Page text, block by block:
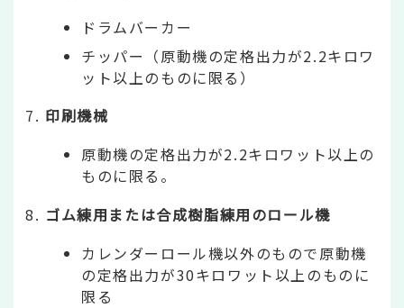
ドラムバーカー
チッパー（原動機の定格出力が2.2キロワ
ット以上のものに限る）
印刷機械
原動機の定格出力が2.2キロワット以上の
ものに限る。
ゴム練用または合成樹脂練用のロール機
カレンダーロール機以外のもので原動機
の定格出力が30キロワット以上のものに
限る